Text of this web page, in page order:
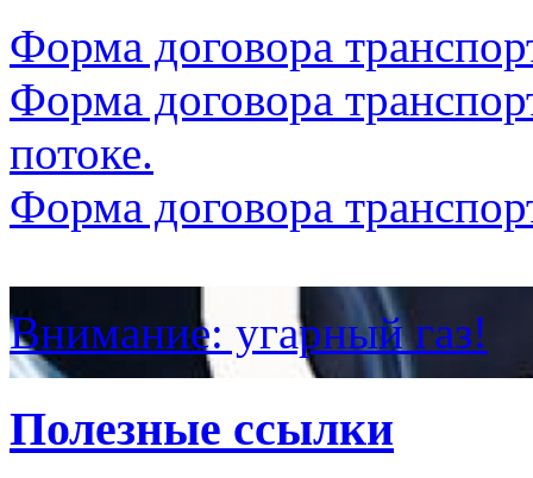
Форма договора
Форма договора
потоке.
Форма договора
Внимание: угарный газ!
Полезные ссылки